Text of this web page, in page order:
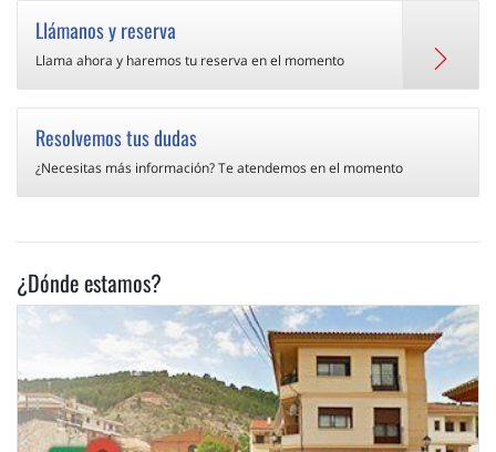
Llámanos y reserva
Llama ahora y haremos tu reserva en el momento
Resolvemos tus dudas
¿Necesitas más información? Te atendemos en el momento
¿Dónde estamos?